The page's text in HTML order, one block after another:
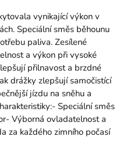
vynikající výkon v
Speciální směs běhounu
paliva. Zesílené
a výkon při vysoké
přilnavost a brzdné
drážky zlepšují samočistící
jízdu na sněhu a
Speciální směs
Výborná ovladatelnost a
za každého zimního počasí